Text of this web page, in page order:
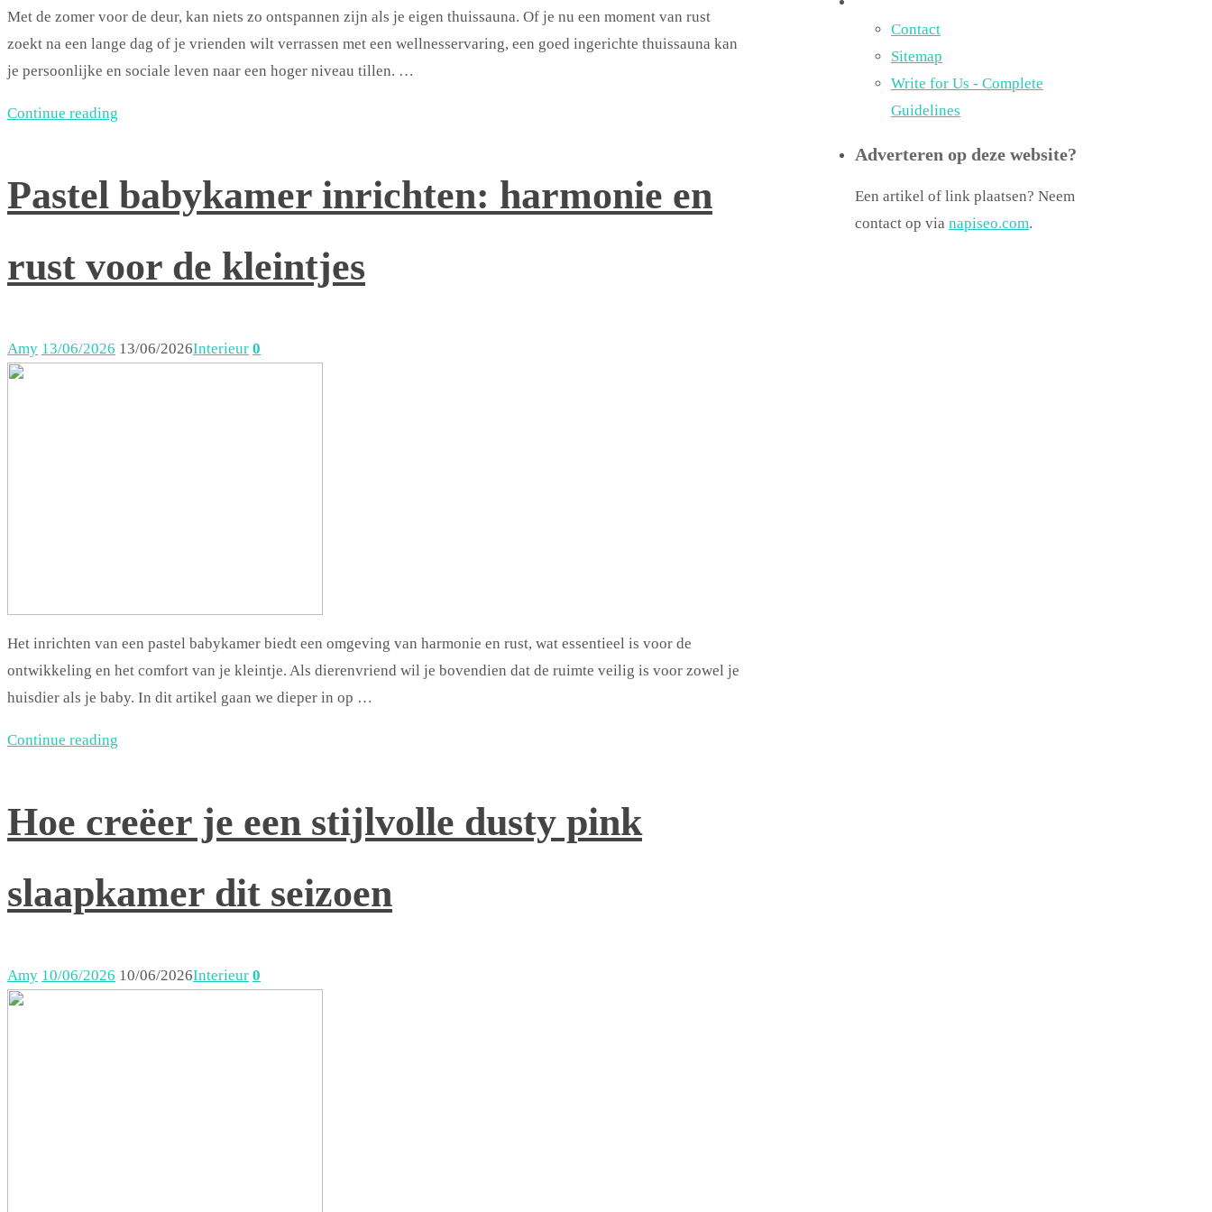
Met de zomer voor de deur, kan niets zo ontspannen zijn als je eigen thuissauna. Of je nu een moment van rust
zoekt na een lange dag of je vrienden wilt verrassen met een wellnesservaring, een goed ingerichte thuissauna kan
je persoonlijke en sociale leven naar een hoger niveau tillen. …
Continue reading
Pastel babykamer inrichten: harmonie en
rust voor de kleintjes
Amy 13/06/2026 13/06/2026Interieur 0
Het inrichten van een pastel babykamer biedt een omgeving van harmonie en rust, wat essentieel is voor de
ontwikkeling en het comfort van je kleintje. Als dierenvriend wil je bovendien dat de ruimte veilig is voor zowel je
huisdier als je baby. In dit artikel gaan we dieper in op …
Continue reading
Hoe creëer je een stijlvolle dusty pink
slaapkamer dit seizoen
Amy 10/06/2026 10/06/2026Interieur 0
Contact
Sitemap
Write for Us - Complete
Guidelines
Adverteren op deze website?
Een artikel of link plaatsen? Neem
contact op via napiseo.com.